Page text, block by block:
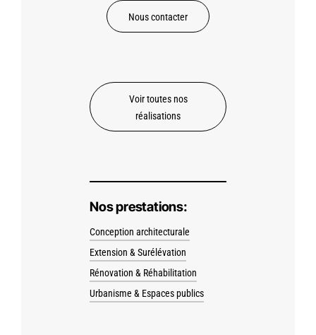
Nous contacter
Voir toutes nos
réalisations
Nos prestations:
Conception architecturale
Extension & Surélévation
Rénovation & Réhabilitation
Urbanisme & Espaces publics